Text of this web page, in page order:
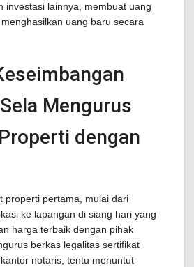
investasi lainnya, membuat uang
uang baru secara
Mengurus
dengan
properti pertama, mulai dari
ke lapangan di siang hari yang
harga terbaik dengan pihak
berkas legalitas sertifikat
notaris, tentu menuntut